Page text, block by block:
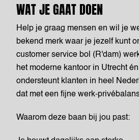
WAT JE GAAT DOEN
Help je graag mensen en wil je
bekend merk waar je jezelf kunt
customer service bol (R'dam)
het moderne kantoor in Utrecht
ondersteunt klanten in heel
dat met een fijne werk-
Waarom deze baan bij jou past: